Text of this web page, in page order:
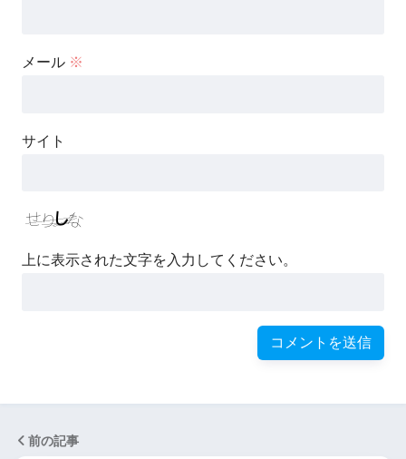
メール ※
サイト
上に表示された文字を入力してください。
前の記事